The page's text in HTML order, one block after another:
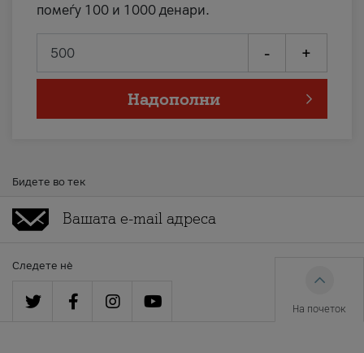
помеѓу 100 и 1000 денари.
- +
Надополни
Бидете во тек
Следете нè
На почеток